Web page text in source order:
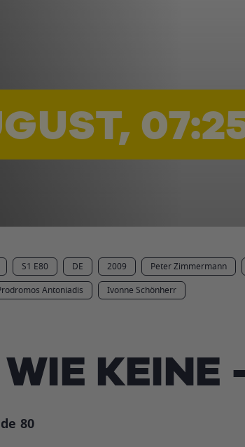
S1 E80 DE 2009 Peter Zimmermann
Antoniadis Ivonne Schönherr
KEINE
80